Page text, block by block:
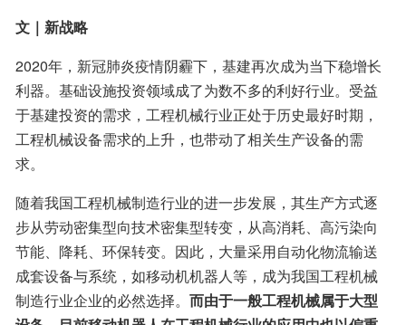
文｜新战略
2020年，新冠肺炎疫情阴霾下，基建再次成为当下稳增长
利器。基础设施投资领域成了为数不多的利好行业。受益
于基建投资的需求，工程机械行业正处于历史最好时期，
工程机械设备需求的上升，也带动了相关生产设备的需
求。
随着我国工程机械制造行业的进一步发展，其生产方式逐
步从劳动密集型向技术密集型转变，从高消耗、高污染向
节能、降耗、环保转变。因此，大量采用自动化物流输送
成套设备与系统，如移动机机器人等，成为我国工程机械
制造行业企业的必然选择。 而由于一般工程机械属于大型